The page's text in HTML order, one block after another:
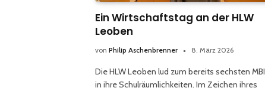
Ein Wirtschaftstag an der HLW
Leoben
von Philip Aschenbrenner 8. März 2026
Die HLW Leoben lud zum bereits sechsten
in ihre Schulräumlichkeiten. Im Zeichen ihres